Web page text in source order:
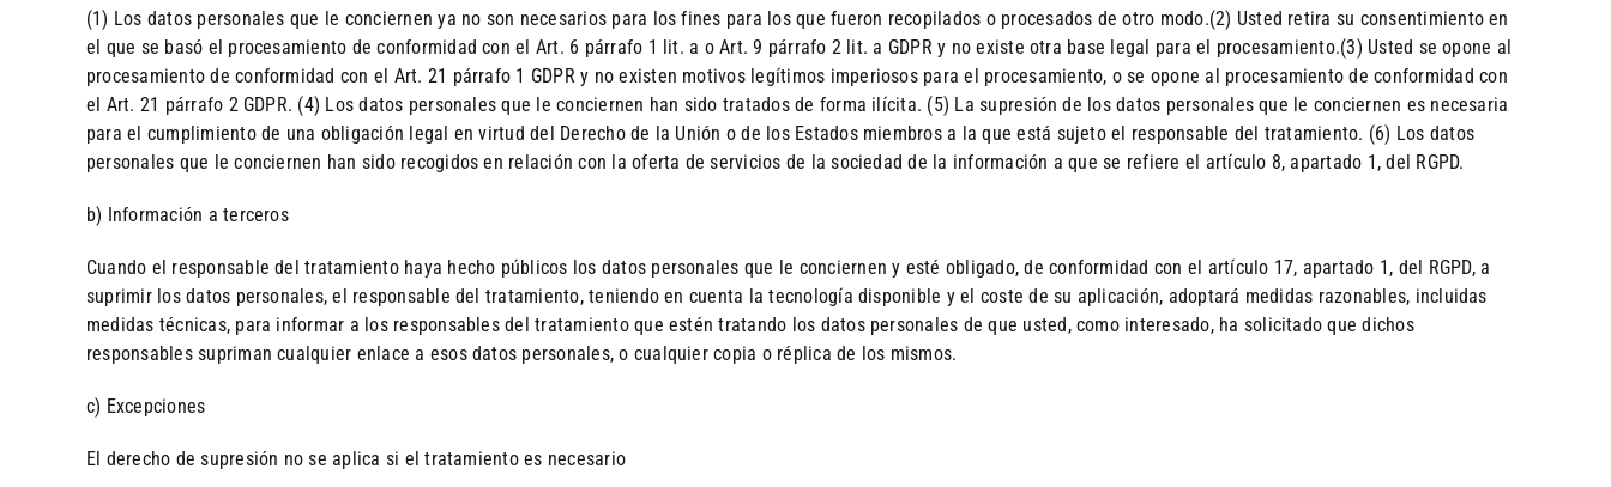
(1) Los datos personales que le conciernen ya no son necesarios para los fines para los que fueron recopilados o procesados de otro modo.(2) Usted retira su consentimiento en
el que se basó el procesamiento de conformidad con el Art. 6 párrafo 1 lit. a o Art. 9 párrafo 2 lit. a GDPR y no existe otra base legal para el procesamiento.(3) Usted se opone al
procesamiento de conformidad con el Art. 21 párrafo 1 GDPR y no existen motivos legítimos imperiosos para el procesamiento, o se opone al procesamiento de conformidad con
el Art. 21 párrafo 2 GDPR. (4) Los datos personales que le conciernen han sido tratados de forma ilícita. (5) La supresión de los datos personales que le conciernen es necesaria
para el cumplimiento de una obligación legal en virtud del Derecho de la Unión o de los Estados miembros a la que está sujeto el responsable del tratamiento. (6) Los datos
personales que le conciernen han sido recogidos en relación con la oferta de servicios de la sociedad de la información a que se refiere el artículo 8, apartado 1, del RGPD.
b) Información a terceros
Cuando el responsable del tratamiento haya hecho públicos los datos personales que le conciernen y esté obligado, de conformidad con el artículo 17, apartado 1, del RGPD, a
suprimir los datos personales, el responsable del tratamiento, teniendo en cuenta la tecnología disponible y el coste de su aplicación, adoptará medidas razonables, incluidas
medidas técnicas, para informar a los responsables del tratamiento que estén tratando los datos personales de que usted, como interesado, ha solicitado que dichos
responsables supriman cualquier enlace a esos datos personales, o cualquier copia o réplica de los mismos.
c) Excepciones
El derecho de supresión no se aplica si el tratamiento es necesario